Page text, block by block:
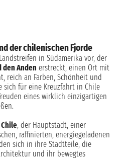
der chilenischen Fjorde
in Südamerika vor, der
den Anden erstreckt, einen Ort mit
reich an Farben, Schönheit und
sich für eine Kreuzfahrt in Chile
eines wirklich einzigartigen
, der Hauptstadt, einer
raffinierten, energiegeladenen
sich in ihre Stadtteile, die
und ihr bewegtes